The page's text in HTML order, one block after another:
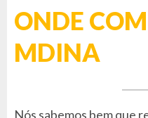
ONDE
MDINA
Nós sabemos bem que